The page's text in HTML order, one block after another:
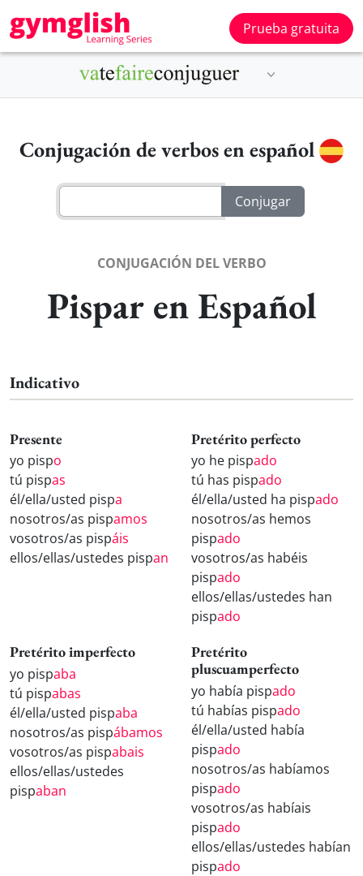
Prueba gratuita
Conjugación de verbos en español
CONJUGACIÓN DEL VERBO
Pispar en Español
Indicativo
Presente
yo pispo
tú pispas
él/ella/usted pispa
nosotros/as pispamos
vosotros/as pispáis
ellos/ellas/ustedes pispan
Pretérito perfecto
yo he pispado
tú has pispado
él/ella/usted ha pispado
nosotros/as hemos
pispado
vosotros/as habéis
pispado
ellos/ellas/ustedes han
pispado
Pretérito imperfecto
yo pispaba
tú pispabas
él/ella/usted pispaba
nosotros/as pispábamos
vosotros/as pispabais
ellos/ellas/ustedes
pispaban
Pretérito
pluscuamperfecto
yo había pispado
tú habías pispado
él/ella/usted había
pispado
nosotros/as habíamos
pispado
vosotros/as habíais
pispado
ellos/ellas/ustedes habían
pispado